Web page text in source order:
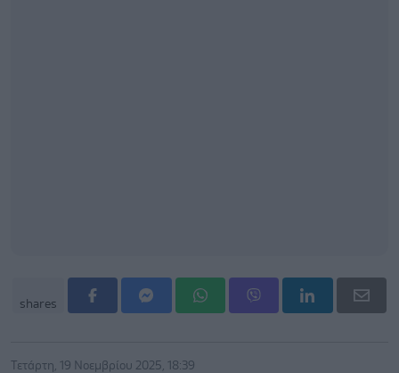
shares
Τετάρτη, 19 Νοεμβρίου 2025, 18:39